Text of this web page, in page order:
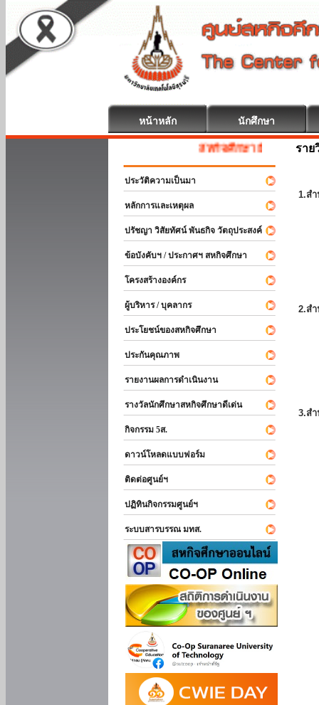
หน้าหลัก นักศึกษา
สหกิจศึกษา ยินดีต้อนรับ
ประวัติความเป็นมา
หลักการและเหตุผล
ปรัชญา วิสัยทัศน์ พันธกิจ วัตถุประสงค์
ข้อบังคับฯ / ประกาศฯ สหกิจศึกษา
โครงสร้างองค์กร
ผู้บริหาร / บุคลากร
ประโยชน์ของสหกิจศึกษา
ประกันคุณภาพ
รายงานผลการดำเนินงาน
รางวัลนักศึกษาสหกิจศึกษาดีเด่น
กิจกรรม 5ส.
ดาวน์โหลดแบบฟอร์ม
ติดต่อศูนย์ฯ
ปฏิทินกิจกรรมศูนย์ฯ
ระบบสารบรรณ มทส.
ราย
1.ส
2.ส
3.ส